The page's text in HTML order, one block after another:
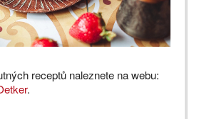
receptů naleznete na webu:
.